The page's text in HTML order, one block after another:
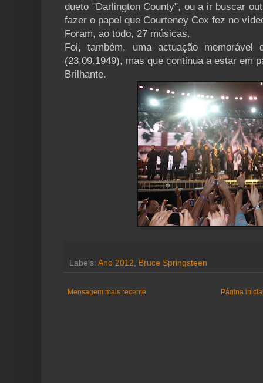
dueto "Darlington County", ou a ir buscar
fazer o papel que Courteney Cox fez no
Foram, ao todo, 27 músicas.
Foi, também, uma actuação
(23.09.1949), mas que continua a estar em
Brilhante.
Labels: Ano 2012, Bruce Springsteen
Mensagem mais recente Página